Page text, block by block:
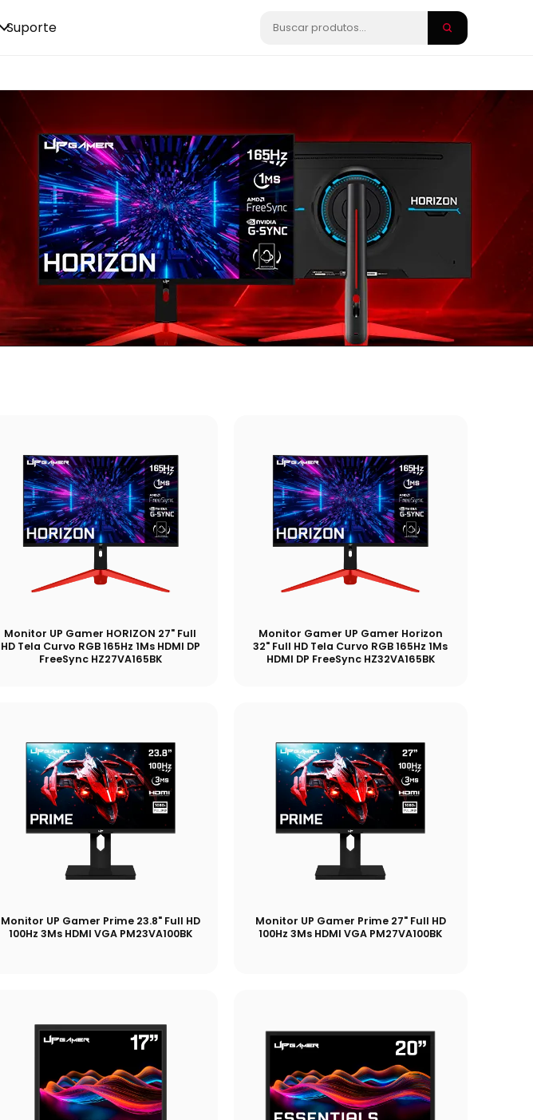
Suporte
Monitor UP Gamer HORIZON 27" Full
HD Tela Curvo RGB 165Hz 1Ms HDMI DP
FreeSync HZ27VA165BK
Monitor Gamer UP Gamer Horizon
32" Full HD Tela Curvo RGB 165Hz 1Ms
HDMI DP FreeSync HZ32VA165BK
Monitor UP Gamer Prime 23.8" Full HD
100Hz 3Ms HDMI VGA PM23VA100BK
Monitor UP Gamer Prime 27" Full HD
100Hz 3Ms HDMI VGA PM27VA100BK